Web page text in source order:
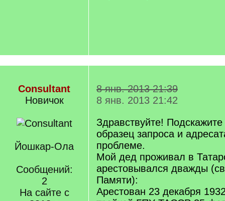
Consultant
Новичок
Йошкар-Ола
Сообщений:
2
На сайте с
8 янв. 2013 21:39
8 янв. 2013 21:42
Здравствуйте!
образец запроса и
проблеме.
Мой дед проживал в
арестовывался дважды
Памяти):
Арестован 23 декабря